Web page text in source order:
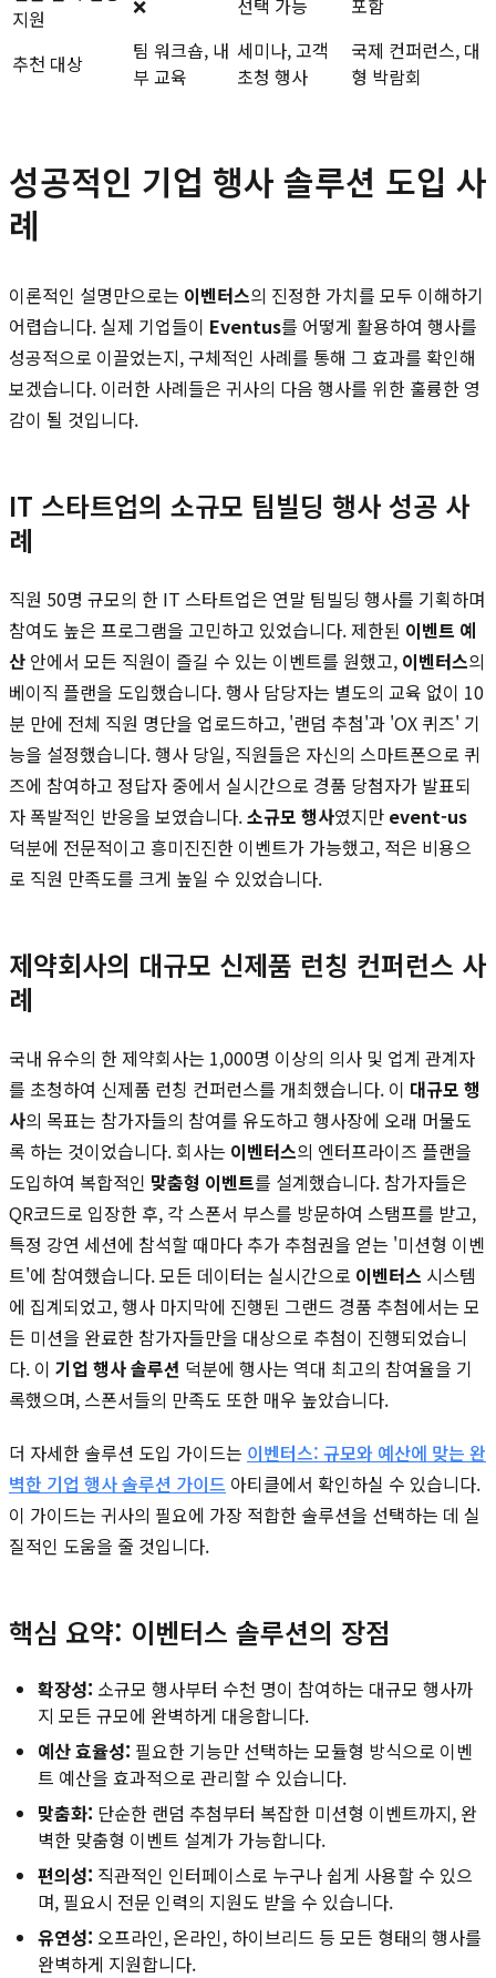
지원
❌ 선택 가능 포함
추천 대상
팀 워크숍, 내
부 교육
세미나, 고객
초청 행사
국제 컨퍼런스, 대
형 박람회
성공적인 기업 행사 솔루션 도입 사
례
이론적인 설명만으로는 이벤터스의 진정한 가치를 모두 이해하기
어렵습니다. 실제 기업들이 Eventus를 어떻게 활용하여 행사를
성공적으로 이끌었는지, 구체적인 사례를 통해 그 효과를 확인해
보겠습니다. 이러한 사례들은 귀사의 다음 행사를 위한 훌륭한 영
감이 될 것입니다.
IT 스타트업의 소규모 팀빌딩 행사 성공 사
례
직원 50명 규모의 한 IT 스타트업은 연말 팀빌딩 행사를 기획하며
참여도 높은 프로그램을 고민하고 있었습니다. 제한된 이벤트 예
산 안에서 모든 직원이 즐길 수 있는 이벤트를 원했고, 이벤터스의
베이직 플랜을 도입했습니다. 행사 담당자는 별도의 교육 없이 10
분 만에 전체 직원 명단을 업로드하고, '랜덤 추첨'과 'OX 퀴즈' 기
능을 설정했습니다. 행사 당일, 직원들은 자신의 스마트폰으로 퀴
즈에 참여하고 정답자 중에서 실시간으로 경품 당첨자가 발표되
자 폭발적인 반응을 보였습니다.소규모 행사였지만 event-us
덕분에 전문적이고 흥미진진한 이벤트가 가능했고, 적은 비용으
로 직원 만족도를 크게 높일 수 있었습니다.
제약회사의 대규모 신제품 런칭 컨퍼런스 사
례
국내 유수의 한 제약회사는 1,000명 이상의 의사 및 업계 관계자
를 초청하여 신제품 런칭 컨퍼런스를 개최했습니다. 이 대규모 행
사의 목표는 참가자들의 참여를 유도하고 행사장에 오래 머물도
록 하는 것이었습니다. 회사는 이벤터스의 엔터프라이즈 플랜을
도입하여 복합적인 맞춤형 이벤트를 설계했습니다. 참가자들은
QR코드로 입장한 후, 각 스폰서 부스를 방문하여 스탬프를 받고,
특정 강연 세션에 참석할 때마다 추가 추첨권을 얻는 '미션형 이벤
트'에 참여했습니다. 모든 데이터는 실시간으로 이벤터스 시스템
에 집계되었고, 행사 마지막에 진행된 그랜드 경품 추첨에서는 모
든 미션을 완료한 참가자들만을 대상으로 추첨이 진행되었습니
다. 이 기업 행사 솔루션 덕분에 행사는 역대 최고의 참여율을 기
록했으며, 스폰서들의 만족도 또한 매우 높았습니다.
더 자세한 솔루션 도입 가이드는 이벤터스: 규모와 예산에 맞는 완
벽한 기업 행사 솔루션 가이드 아티클에서 확인하실 수 있습니다.
이 가이드는 귀사의 필요에 가장 적합한 솔루션을 선택하는 데 실
질적인 도움을 줄 것입니다.
핵심 요약: 이벤터스 솔루션의 장점
확장성: 소규모 행사부터 수천 명이 참여하는 대규모 행사까
지 모든 규모에 완벽하게 대응합니다.
예산 효율성: 필요한 기능만 선택하는 모듈형 방식으로 이벤
트 예산을 효과적으로 관리할 수 있습니다.
맞춤화: 단순한 랜덤 추첨부터 복잡한 미션형 이벤트까지, 완
벽한 맞춤형 이벤트 설계가 가능합니다.
편의성: 직관적인 인터페이스로 누구나 쉽게 사용할 수 있으
며, 필요시 전문 인력의 지원도 받을 수 있습니다.
유연성: 오프라인, 온라인, 하이브리드 등 모든 형태의 행사를
완벽하게 지원합니다.